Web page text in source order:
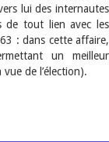
lui des internautes
de tout lien avec les
: dans cette affaire,
un meilleur
de l’élection).